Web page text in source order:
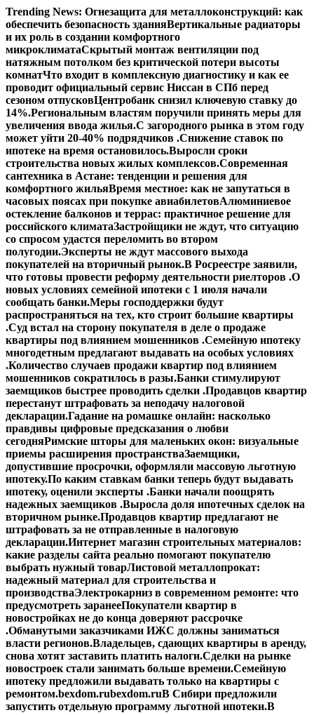
Перейти
к
содержимому
Trending News: Огнезащита для металлоконструкций: как
обеспечить безопасность зданияВертикальные радиаторы
и их роль в создании комфортного
микроклиматаСкрытый монтаж вентиляции под
натяжным потолком без критической потери высоты
комнатЧто входит в комплексную диагностику и как ее
проводит официальный сервис Ниссан в СПб перед
сезоном отпусковЦентробанк снизил ключевую ставку до
14%.Региональным властям поручили принять меры для
увеличения ввода жилья.С загородного рынка в этом году
может уйти 20-40% подрядчиков .Снижение ставок по
ипотеке на время остановилось.Выросли сроки
строительства новых жилых комплексов.Современная
сантехника в Астане: тенденции и решения для
комфортного жильяВремя местное: как не запутаться в
часовых поясах при покупке авиабилетовАлюминиевое
остекление балконов и террас: практичное решение для
российского климатаЗастройщики не ждут, что ситуацию
со спросом удастся переломить во втором
полугодии.Эксперты не ждут массового выхода
покупателей на вторичный рынок.В Росреестре заявили,
что готовы провести реформу деятельности риелторов .О
новых условиях семейной ипотеки с 1 июля начали
сообщать банки.Меры господдержки будут
распространяться на тех, кто строит большие квартиры
.Суд встал на сторону покупателя в деле о продаже
квартиры под влиянием мошенников .Семейную ипотеку
многодетным предлагают выдавать на особых условиях
.Количество случаев продажи квартир под влиянием
мошенников сократилось в разы.Банки стимулируют
заемщиков быстрее проводить сделки .Продавцов квартир
перестанут штрафовать за неподачу налоговой
декларации.Гадание на ромашке онлайн: насколько
правдивы цифровые предсказания о любви
сегодняРимские шторы для маленьких окон: визуальные
приемы расширения пространстваЗаемщики,
допустившие просрочки, оформляли массовую льготную
ипотеку.По каким ставкам банки теперь будут выдавать
ипотеку, оценили эксперты .Банки начали поощрять
надежных заемщиков .Выросла доля ипотечных сделок на
вторичном рынке.Продавцов квартир предлагают не
штрафовать за не отправленные в налоговую
декларации.Интернет магазин строительных материалов:
какие разделы сайта реально помогают покупателю
выбрать нужный товарЛистовой металлопрокат:
надежный материал для строительства и
производстваЭлектрокарниз в современном ремонте: что
предусмотреть заранееПокупатели квартир в
новостройках не до конца доверяют рассрочке
.Обманутыми заказчиками ИЖС должны заниматься
власти регионов.Владельцев, сдающих квартиры в аренду,
снова хотят заставить платить налоги.Сделки на рынке
новостроек стали занимать больше времени.Семейную
ипотеку предложили выдавать только на квартиры с
ремонтом.bexdom.rubexdom.ruВ Сибири предложили
запустить отдельную программу льготной ипотеки.В